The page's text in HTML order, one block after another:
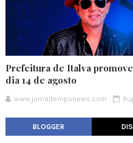
Prefeitura de Italva
dia 14 de agosto
www.jornaltemponews.com
BLOGGER